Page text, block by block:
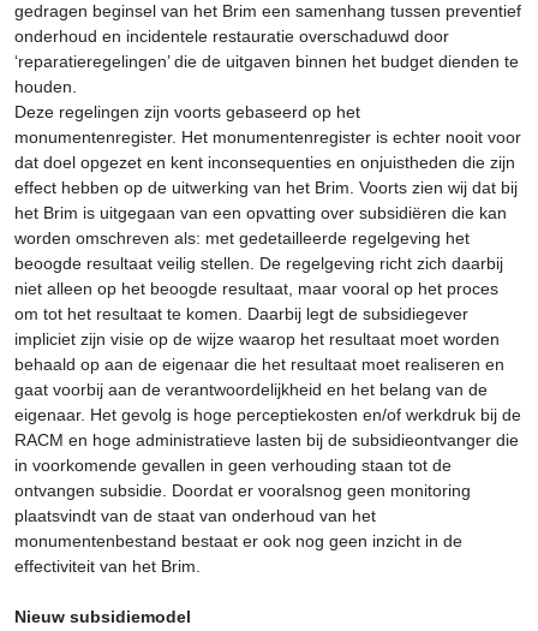
gedragen beginsel van het Brim een samenhang tussen preventief
onderhoud en incidentele restauratie overschaduwd door
‘reparatieregelingen’ die de uitgaven binnen het budget dienden te
houden.
Deze regelingen zijn voorts gebaseerd op het
monumentenregister. Het monumentenregister is echter nooit voor
dat doel opgezet en kent inconsequenties en onjuistheden die zijn
effect hebben op de uitwerking van het Brim. Voorts zien wij dat bij
het Brim is uitgegaan van een opvatting over subsidiëren die kan
worden omschreven als: met gedetailleerde regelgeving het
beoogde resultaat veilig stellen. De regelgeving richt zich daarbij
niet alleen op het beoogde resultaat, maar vooral op het proces
om tot het resultaat te komen. Daarbij legt de subsidiegever
impliciet zijn visie op de wijze waarop het resultaat moet worden
behaald op aan de eigenaar die het resultaat moet realiseren en
gaat voorbij aan de verantwoordelijkheid en het belang van de
eigenaar. Het gevolg is hoge perceptiekosten en/of werkdruk bij de
RACM en hoge administratieve lasten bij de subsidieontvanger die
in voorkomende gevallen in geen verhouding staan tot de
ontvangen subsidie. Doordat er vooralsnog geen monitoring
plaatsvindt van de staat van onderhoud van het
monumentenbestand bestaat er ook nog geen inzicht in de
effectiviteit van het Brim.
Nieuw subsidiemodel